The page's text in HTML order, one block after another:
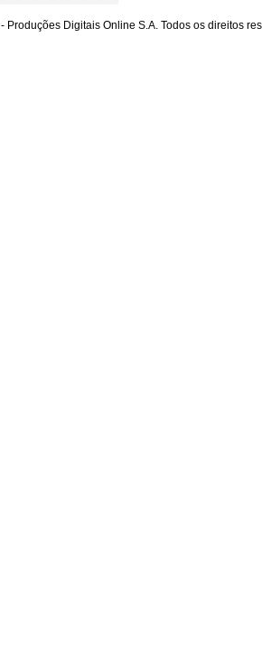
- Produções Digitais Online S.A. Todos os direitos